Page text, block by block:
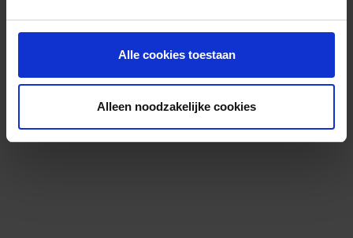
Alle cookies toestaan
Alleen noodzakelijke cookies